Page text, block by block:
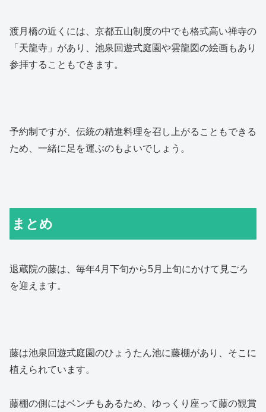
渡月橋の近くには、京都五山制度の中でも格式高い禅寺の
「天龍寺」があり、池泉回遊式庭園や雲龍図の絵画もあり
参拝することもできます。
予約制ですが、伝統の精進料理を召し上がることもできる
ため、一緒に足を運ぶのもよいでしょう。
まとめ
退蔵院の藤は、毎年4月下旬から5月上旬にかけて見ごろ
を迎えます。
藤は池泉回遊式庭園のひょうたん池に藤棚があり、そこに
植えられています。
藤棚の側にはベンチもあるため、ゆっくり座って藤の観賞